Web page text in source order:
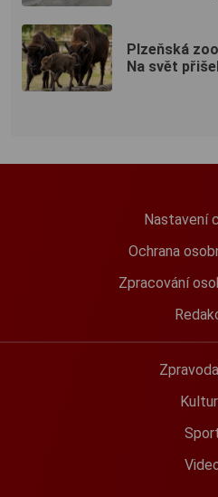
Plzeňská
Na svět
Nastavení
Ochrana
Zpracování